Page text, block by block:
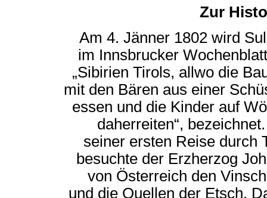
Zur
Am 4. Jänner 1802 wird
im Innsbrucker
„Sibirien Tirols, allwo die
mit den Bären aus einer
essen und die Kinder auf
daherreiten“,
seiner ersten Reise durch
besuchte der Erzherzog
von Österreich den
und die Quellen der Etsch.